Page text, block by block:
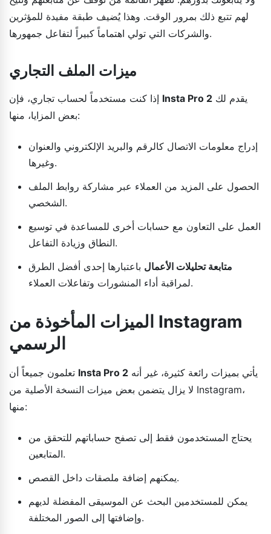
لهم تتبع ذلك بمرور الوقت. وهذا يُضيف طبقة مفيدة للمؤثرين
والشركات التي تولي اهتماماً كبيراً لتفاعل جمهورها.
ميزات الملف التجاري
Insta Pro 2
بعض المزايا، منها:
إدراج معلومات الاتصال كالرقم والبريد الإلكتروني والعنوان
وغيرها.
الحصول على المزيد من العملاء عبر مشاركة روابط الملف
الشخصي.
العمل على التعاون مع حسابات أخرى للمساعدة في توسيع
النطاق وزيادة التفاعل.
متابعة تحليلات الأعمال باعتبارها إحدى أفضل الطرق
لمراقبة أداء المنشورات وتفاعلات العملاء.
الميزات المأخوذة من Instagram
الرسمي
Insta Pro 2
لا يزال يتضمن بعض ميزات النسخة الأصلية من Instagram،
منها:
يحتاج المستخدمون فقط إلى تصفح حساباتهم للتحقق من
المتابعين.
يمكنهم إضافة ملصقات داخل القصص.
يمكن للمستخدمين البحث عن الموسيقى المفضلة لديهم
وإضافتها إلى الصور المختلفة.